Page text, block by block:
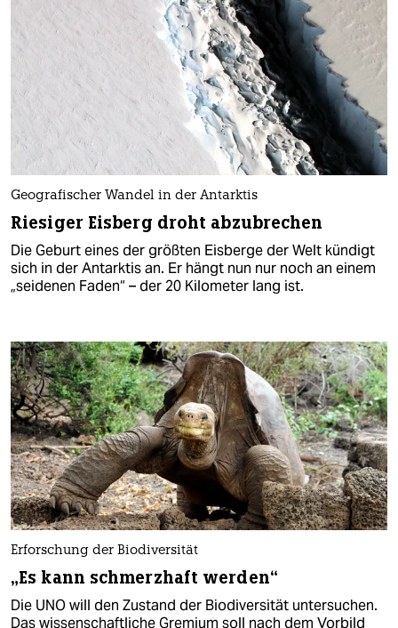
Geografischer Wandel in der Antarktis
Riesiger Eisberg droht abzubrechen
Die Geburt eines der größten Eisberge der Welt kündigt
sich in der Antarktis an. Er hängt nun nur noch an einem
„seidenen Faden“ – der 20 Kilometer lang ist.
Erforschung der Biodiversität
„Es kann schmerzhaft werden“
Die UNO will den Zustand der Biodiversität untersuchen.
Das wissenschaftliche Gremium soll nach dem Vorbild